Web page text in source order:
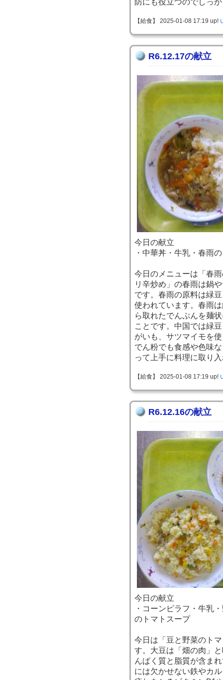
防にも役立つのでしっ
【給食】 2025-01-08 17:19 up!
R6.12.17の献立
今日の献立
・中華丼・牛乳・春雨
今日のメニューは「春
リ辛炒め」の春雨は鍋
です。春雨の原料は緑
使われています。春雨
ら取れたでんぷんを麺
ことです。中国では緑
がいも、サツマイモを
でん粉でも食感や色味
って上手に料理に取り
【給食】 2025-01-08 17:19 up!
R6.12.16の献立
今日の献立
・コーンピラフ・牛乳
のトマトスープ
今日は「豆と野菜のト
す。大豆は「畑の肉」
んぱく質と脂質が含ま
には欠かせない鉄やカ